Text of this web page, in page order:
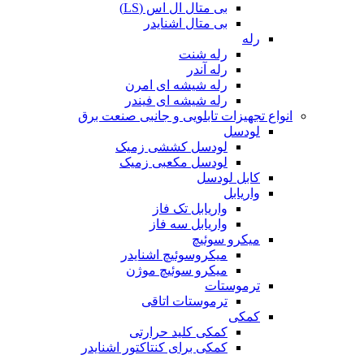
بی متال ال اس (LS)
بی متال اشنایدر
رله
رله شنت
رله آندر
رله شیشه ای امرن
رله شیشه ای فیندر
انواع تجهیزات تابلویی و جانبی صنعت برق
لودسل
لودسل کششی زمیک
لودسل مکعبی زمیک
کابل لودسل
واریابل
واریابل تک فاز
واریابل سه فاز
میکرو سوئیچ
میکروسوئیچ اشنایدر
میکرو سوئیچ موژن
ترموستات
ترموستات اتاقی
کمکی
کمکی کلید حرارتی
کمکی برای کنتاکتور اشنایدر